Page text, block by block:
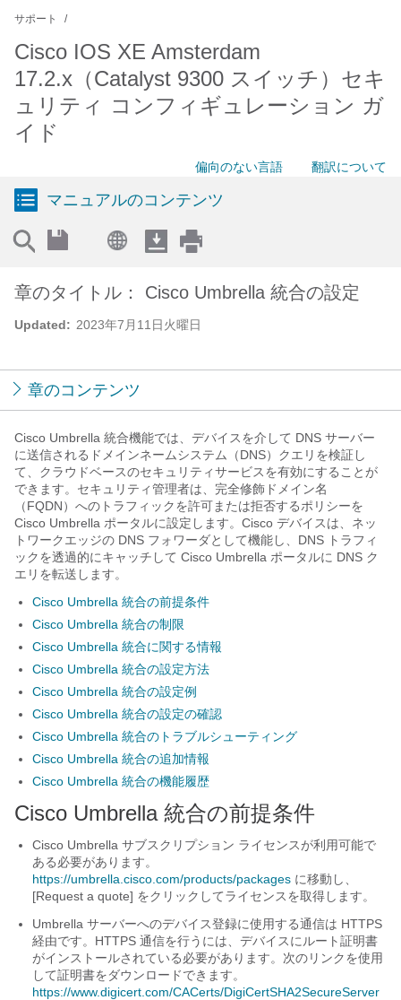
サポート
Cisco IOS XE Amsterdam
17.2.x（Catalyst 9300 スイッチ）セキ
ュリティ コンフィギュレーション ガ
イド
偏向のない言語 翻訳について
マニュアルのコンテンツ
Updated: 2023年7月11日火曜日
章のタイトル： Cisco Umbrella 統合の設定
章のコンテンツ
Cisco Umbrella 統合機能では、デバイスを介して DNS サーバー
に送信されるドメインネームシステム（DNS）クエリを検証し
て、クラウドベースのセキュリティサービスを有効にすることが
できます。セキュリティ管理者は、完全修飾ドメイン名
（FQDN）へのトラフィックを許可または拒否するポリシーを
Cisco Umbrella ポータルに設定します。Cisco デバイスは、ネッ
トワークエッジの DNS フォワーダとして機能し、DNS トラフィ
ックを透過的にキャッチして Cisco Umbrella ポータルに DNS ク
エリを転送します。
Cisco Umbrella 統合の前提条件
Cisco Umbrella 統合の制限
Cisco Umbrella 統合に関する情報
Cisco Umbrella 統合の設定方法
Cisco Umbrella 統合の設定例
Cisco Umbrella 統合の設定の確認
Cisco Umbrella 統合のトラブルシューティング
Cisco Umbrella 統合の追加情報
Cisco Umbrella 統合の機能履歴
Cisco Umbrella 統合の前提条件
Cisco Umbrella サブスクリプション ライセンスが利用可能で
ある必要があります。
https://umbrella.cisco.com/products/packages に移動し、
[Request a quote] をクリックしてライセンスを取得します。
Umbrella サーバーへのデバイス登録に使用する通信は HTTPS
経由です。HTTPS 通信を行うには、デバイスにルート証明書
がインストールされている必要があります。次のリンクを使用
して証明書をダウンロードできます。
https://www.digicert.com/CACerts/DigiCertSHA2SecureServer